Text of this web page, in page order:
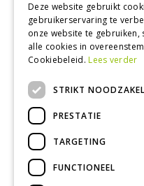
Toon alle
Deze website gebruikt
gebruikerservaring te
onze website te gebruiken,
alle cookies in
Cookiebeleid.Lees verder
STRIKT
PRESTATIE
TARGETING
FUNCTIONEEL